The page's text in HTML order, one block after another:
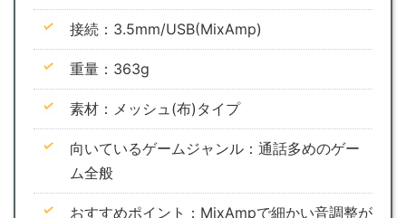
接続：3.5mm/USB(MixAmp)
重量：363g
素材：メッシュ(布)タイプ
向いているゲームジャンル：通話多めのゲー
ム全般
おすすめポイント：MixAmpで細かい音調整が